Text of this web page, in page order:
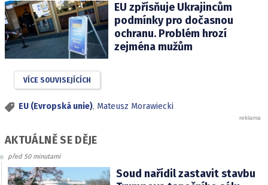
EU zpřísňuje Ukrajincům
podmínky pro dočasnou
ochranu. Problém hrozí
zejména mužům
VÍCE SOUVISEJÍCÍCH
EU (Evropská unie), Mateusz Morawiecki
AKTUÁLNĚ SE DĚJE
před 50 minutami
Soud nařídil zastavit stavbu